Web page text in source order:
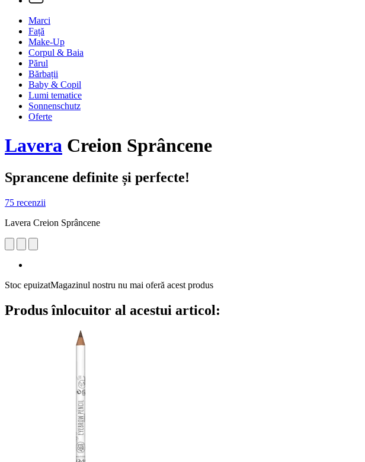
Marci
Față
Make-Up
Corpul & Baia
Părul
Bărbații
Baby & Copil
Lumi tematice
Sonnenschutz
Oferte
Lavera Creion Sprâncene
Sprancene definite și perfecte!
75 recenzii
Lavera Creion Sprâncene
Stoc epuizatMagazinul nostru nu mai oferă acest produs
Produs înlocuitor al acestui articol: